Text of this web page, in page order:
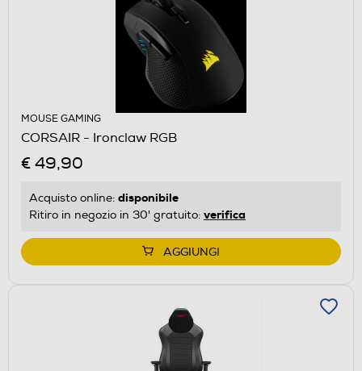
MOUSE GAMING
CORSAIR - Ironclaw RGB
€ 49,90
Acquisto online: disponibile
Ritiro in negozio in 30' gratuito: verifica
AGGIUNGI